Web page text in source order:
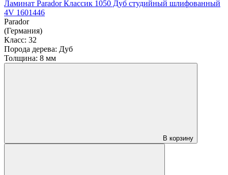
Ламинат Parador Классик 1050 Дуб студийный шлифованный
4V 1601446
Parador
(Германия)
Класс: 32
Порода дерева: Дуб
Толщина: 8 мм
В корзину